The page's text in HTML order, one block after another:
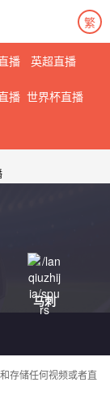
繁
播 英超直播
播 世界杯直播
马刺
存储任何视频或者直